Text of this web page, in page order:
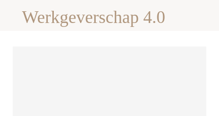
Werkgeverschap 4.0